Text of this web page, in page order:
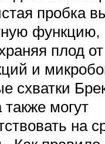
пробка
функцию,
плод
и
схватки
также могут
на